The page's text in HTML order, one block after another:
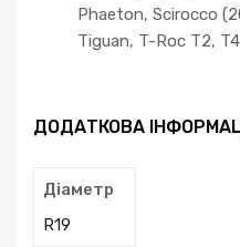
Phaeton, Scirocco
Tiguan, T-Roc T2,
ДОДАТКОВА
Діаметр
R19